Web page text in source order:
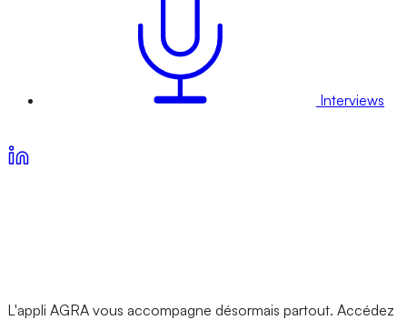
Interviews
L'appli AGRA vous accompagne désormais partout. Accédez